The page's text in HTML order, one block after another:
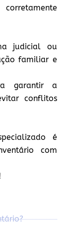
judicial ou
familiar e
garantir a
conflitos
é
com